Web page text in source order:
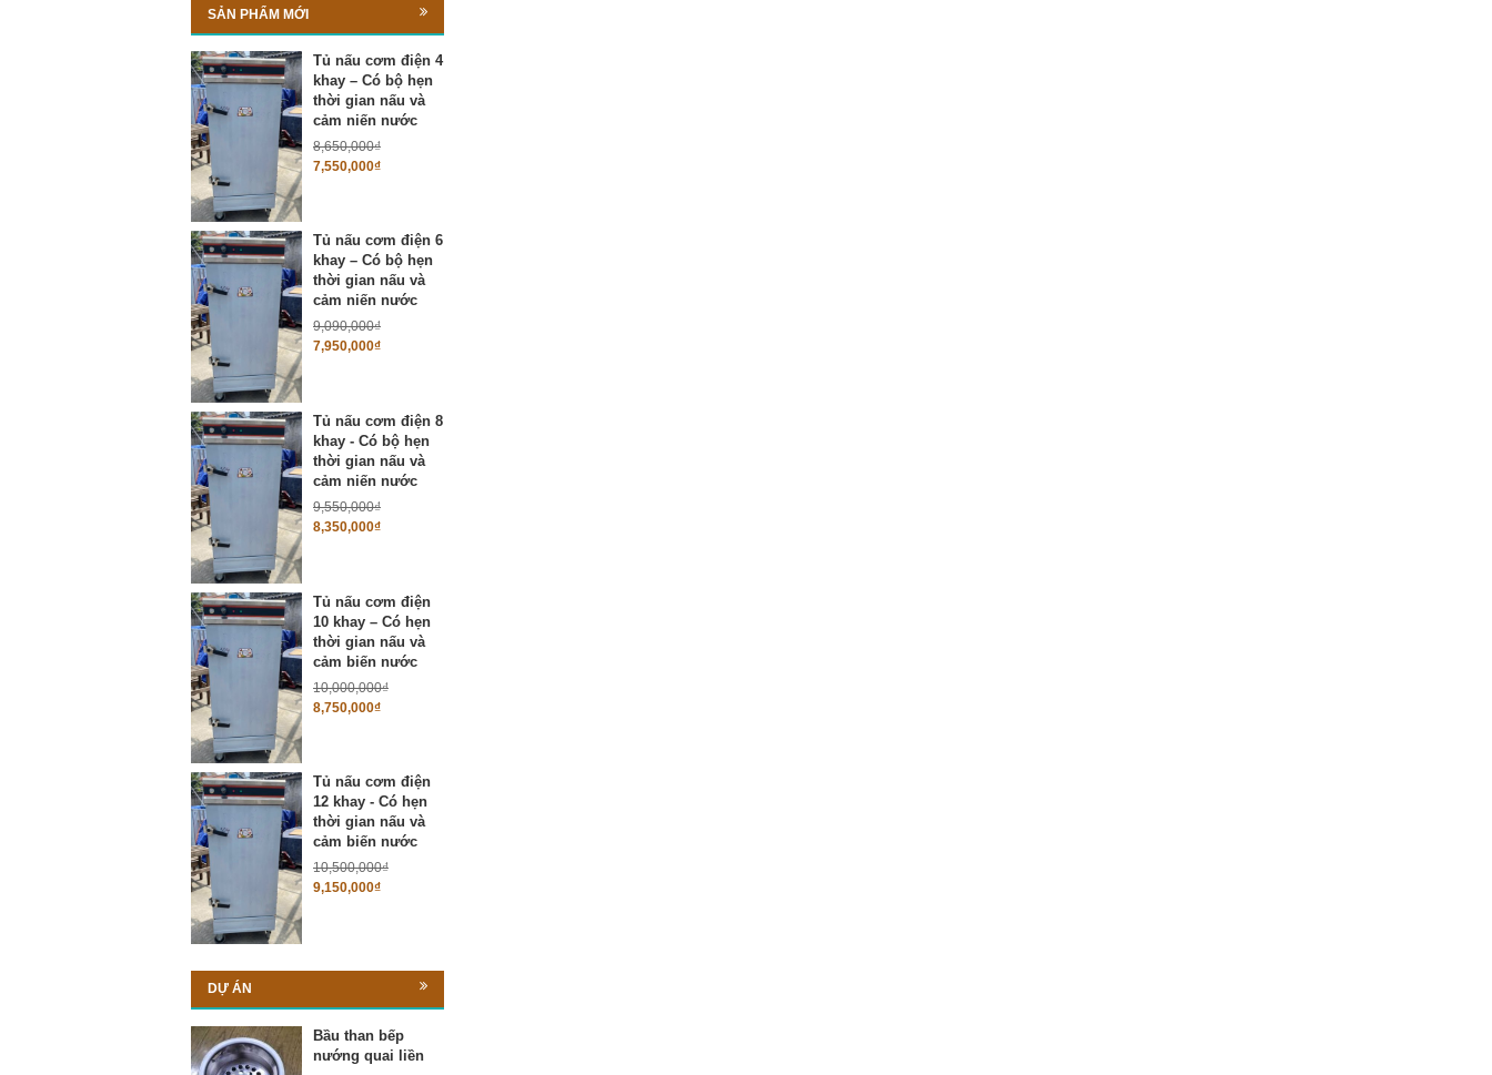
SẢN PHẨM MỚI
Tủ nấu cơm điện 4
khay – Có bộ hẹn
thời gian nấu và
cảm niến nước
8,650,000₫
7,550,000₫
Tủ nấu cơm điện 6
khay – Có bộ hẹn
thời gian nấu và
cảm niến nước
9,090,000₫
7,950,000₫
Tủ nấu cơm điện 8
khay - Có bộ hẹn
thời gian nấu và
cảm niến nước
9,550,000₫
8,350,000₫
Tủ nấu cơm điện
10 khay – Có hẹn
thời gian nấu và
cảm biến nước
10,000,000₫
8,750,000₫
Tủ nấu cơm điện
12 khay - Có hẹn
thời gian nấu và
cảm biến nước
10,500,000₫
9,150,000₫
DỰ ÁN
Bầu than bếp
nướng quai liền